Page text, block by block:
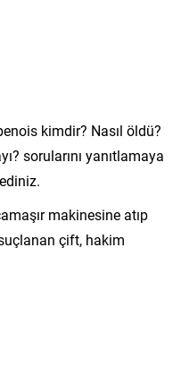
kimdir? Nasıl öldü?
sorularını yanıtlamaya
makinesine atıp
çift, hakim